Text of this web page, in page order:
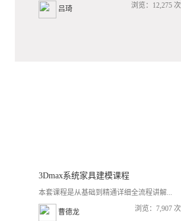
吕琦 浏览：12,275 次
3Dmax系统家具建模课程
本套课程是从基础到精通详细全流程讲解...
曹德龙 浏览：7,907 次